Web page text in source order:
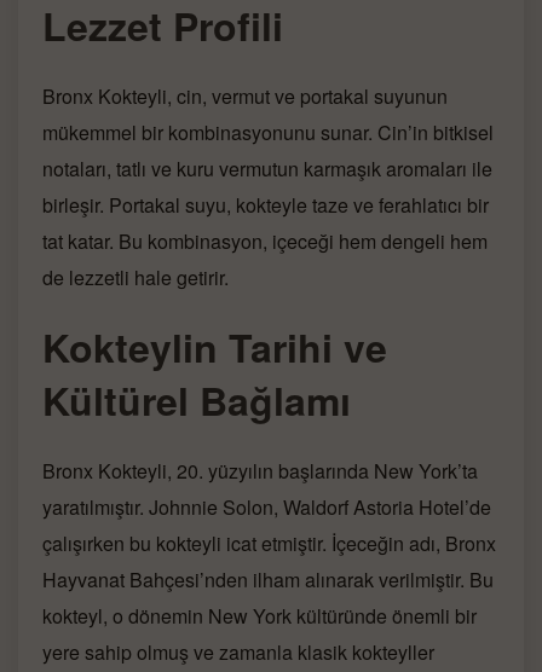
Lezzet Profili
Bronx Kokteyli, cin, vermut ve portakal suyunun
mükemmel bir kombinasyonunu sunar. Cin’in bitkisel
notaları, tatlı ve kuru vermutun karmaşık aromaları ile
birleşir. Portakal suyu, kokteyle taze ve ferahlatıcı bir
tat katar. Bu kombinasyon, içeceği hem dengeli hem
de lezzetli hale getirir.
Kokteylin Tarihi ve
Kültürel Bağlamı
Bronx Kokteyli, 20. yüzyılın başlarında New York’ta
yaratılmıştır. Johnnie Solon, Waldorf Astoria Hotel’de
çalışırken bu kokteyli icat etmiştir. İçeceğin adı, Bronx
Hayvanat Bahçesi’nden ilham alınarak verilmiştir. Bu
kokteyl, o dönemin New York kültüründe önemli bir
yere sahip olmuş ve zamanla klasik kokteyller